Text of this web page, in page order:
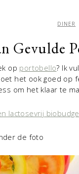
DINER
Gevulde
op portobello? Ik
het ook goed op
om het klaar te
lactosevrij
de foto